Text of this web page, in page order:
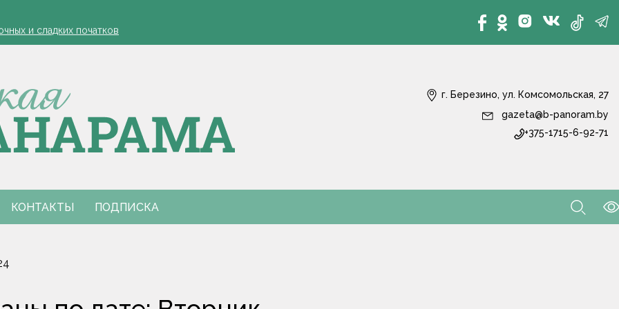
понадобятся в общежитии
и сладких початков
в составе международной экспедиции "Ледокол знаний"
по закупке фруктов и ягод раскрыта в Гомельской области
понадобятся в общежитии
и сладких початков
в составе международной экспедиции "Ледокол знаний"
по закупке фруктов и ягод раскрыта в Гомельской области
г. Березино, ул. Комсомольская, 27
gazeta@b-panoram.by
+375-1715-6-92-71
КОНТАКТЫ ПОДПИСКА